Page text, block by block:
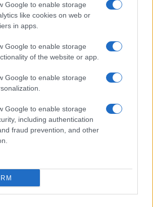
Google to enable storage
like cookies on web or
in apps.
Google to enable storage
of the website or app.
Google to enable storage
Google to enable storage
including authentication
fraud prevention, and other
leggere
tutto ciò che devi sapere
Perugia